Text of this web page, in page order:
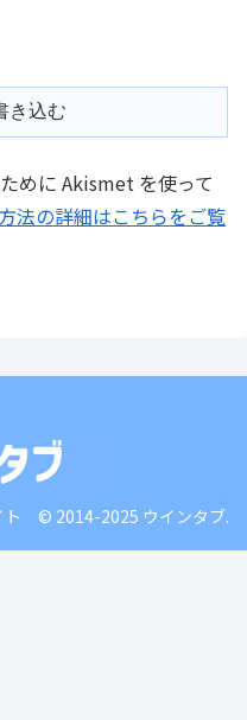
き込む
めに Akismet を使って
法の詳細はこちらをご覧
ト © 2014-2025 ウインタブ.